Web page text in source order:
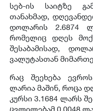
სებ-ის საიტზე
თანახმად,
დოლარის 2.6874
რომელიც დღეს
შესაბამისად,
ვალუტასთან
რაც შეეხება
ლარია მაშინ, როცა
კურსი 3.1684 ლარს
ცვლილებამ 0.0048